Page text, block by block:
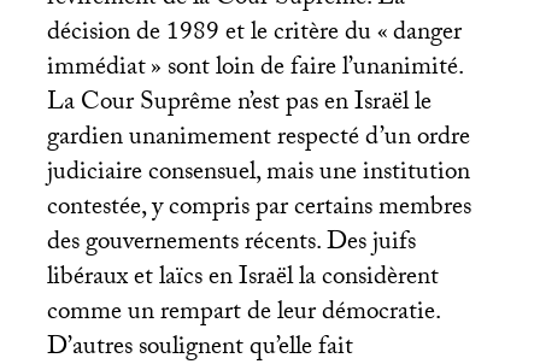
décision de 1989 et le critère du «danger
immédiat» sont loin de faire l’unanimité.
La Cour Suprême n’est pas en Israël le
gardien unanimement respecté d’un ordre
judiciaire consensuel, mais une institution
contestée, y compris par certains membres
des gouvernements récents. Des juifs
libéraux et laïcs en Israël la considèrent
comme un rempart de leur démocratie.
D’autres soulignent qu’elle fait